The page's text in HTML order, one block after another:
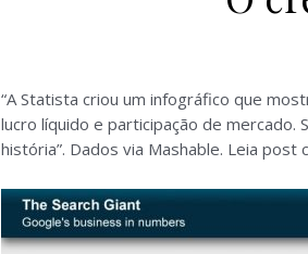
“A Statista criou um infográfico que
lucro líquido e participação de
história”. Dados via Mashable. Leia post